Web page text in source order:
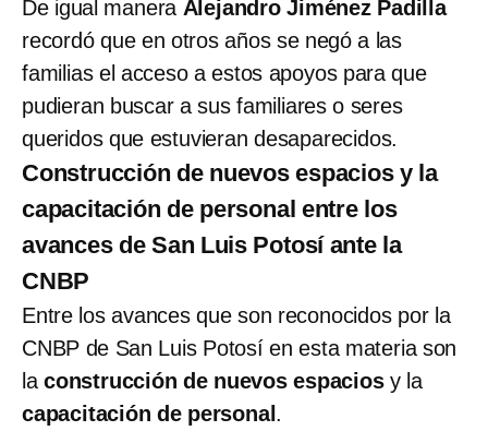
De igual manera Alejandro Jiménez Padilla
recordó que en otros años se negó a las
familias el acceso a estos apoyos para que
pudieran buscar a sus familiares o seres
queridos que estuvieran desaparecidos.
Construcción de nuevos espacios y la
capacitación de personal entre los
avances de San Luis Potosí ante la
CNBP
Entre los avances que son reconocidos por la
CNBP de San Luis Potosí en esta materia son
la construcción de nuevos espaciosy la
capacitación de personal .